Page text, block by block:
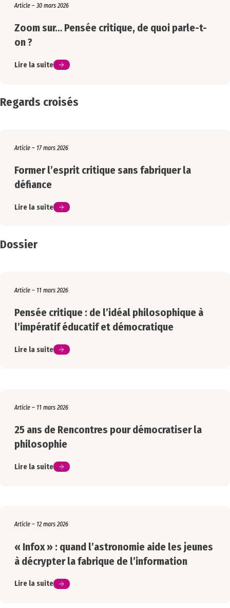
Article – 30 mars 2026
Zoom sur… Pensée critique, de quoi parle-t-
on ?
Lire la suite
Regards croisés
Article – 17 mars 2026
Former l’esprit critique sans fabriquer la
défiance
Lire la suite
Dossier
Article – 11 mars 2026
Pensée critique : de l’idéal philosophique à
l’impératif éducatif et démocratique
Lire la suite
Article – 11 mars 2026
25 ans de Rencontres pour démocratiser la
philosophie
Lire la suite
Article – 12 mars 2026
« Infox » : quand l’astronomie aide les jeunes
à décrypter la fabrique de l’information
Lire la suite